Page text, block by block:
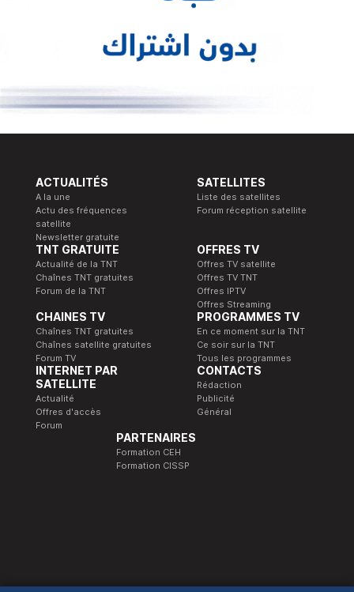
ACTUALITÉS
A la une
Actu des fréquences
satellite
Newsletter gratuite
SATELLITES
Liste des satellites
Forum réception satellite
TNT GRATUITE
Actualité de la TNT
Chaînes TNT gratuites
Forum de la TNT
OFFRES TV
Offres TV satellite
Offres TV TNT
Offres IPTV
Offres Streaming
CHAINES TV
Chaînes TNT gratuites
Chaînes satellite gratuites
Forum TV
PROGRAMMES TV
En ce moment sur la TNT
Ce soir sur la TNT
Tous les programmes
INTERNET PAR
SATELLITE
Actualité
Offres d'accès
Forum
CONTACTS
Rédaction
Publicité
Général
PARTENAIRES
Formation CEH
Formation CISSP